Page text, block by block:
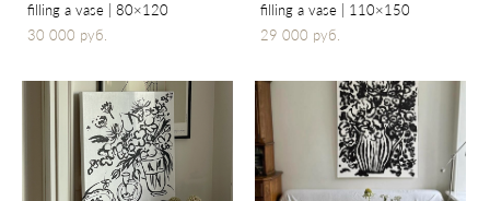
filling a vase | 80×120
30 000 pуб.
filling a vase | 110×150
29 000 pуб.